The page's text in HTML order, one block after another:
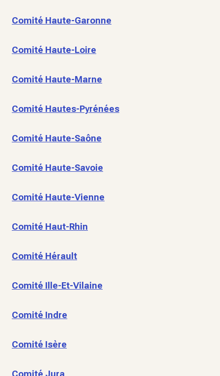
Comité Haute-Garonne
Comité Haute-Loire
Comité Haute-Marne
Comité Hautes-Pyrénées
Comité Haute-Saône
Comité Haute-Savoie
Comité Haute-Vienne
Comité Haut-Rhin
Comité Hérault
Comité Ille-Et-Vilaine
Comité Indre
Comité Isère
Comité Jura